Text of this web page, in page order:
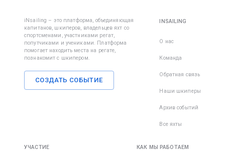
iNsailing – это платформа, объединяющая
капитанов, шкиперов, владельцев яхт со
спортсменами, участниками регат,
попутчиками и учениками. Платформа
помогает находить места на регате,
познакомит с шкипером.
СОЗДАТЬ СОБЫТИЕ
INSAILING
О нас
Команда
Обратная связь
Наши шкиперы
Архив событий
Все яхты
УЧАСТИЕ КАК МЫ РАБОТАЕМ